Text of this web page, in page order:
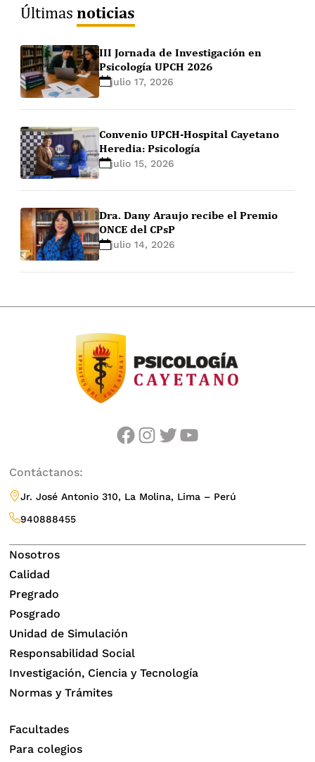
Últimasnoticias
III Jornada de Investigación en
Psicología UPCH 2026
julio 17, 2026
Convenio UPCH-Hospital Cayetano
Heredia: Psicología
julio 15, 2026
Dra. Dany Araujo recibe el Premio
ONCE del CPsP
julio 14, 2026
facebook instagram twitter youtube
Contáctanos:
Jr. José Antonio 310, La Molina, Lima – Perú
940888455
Nosotros
Calidad
Pregrado
Posgrado
Unidad de Simulación
Responsabilidad Social
Investigación, Ciencia y Tecnología
Normas y Trámites
Facultades
Para colegios